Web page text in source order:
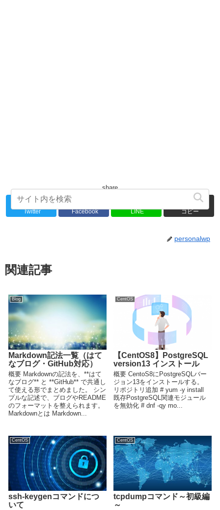
share
Twitter Facebook LINE コピー
personalwp
関連記事
Blog
Markdown記法一覧（はて
なブログ・GitHub対応）
概要 Markdownの記法を、**はて
なブログ** と **GitHub** で共通し
て使える形でまとめました。 シン
プルな記述で、ブログやREADME
のフォーマットを整えられます。
Markdownとは Markdown...
CentOS
【CentOS8】PostgreSQL
version13 インストール
概要 CentoS8にPostgreSQLバー
ジョン13をインストールする。
リポジトリ追加 # yum -y install
既存PostgreSQL関連モジュール
を無効化 # dnf -qy mo...
CentOS
ssh-keygenコマンドにつ
いて
CentOS
tcpdumpコマンド～初級編
～